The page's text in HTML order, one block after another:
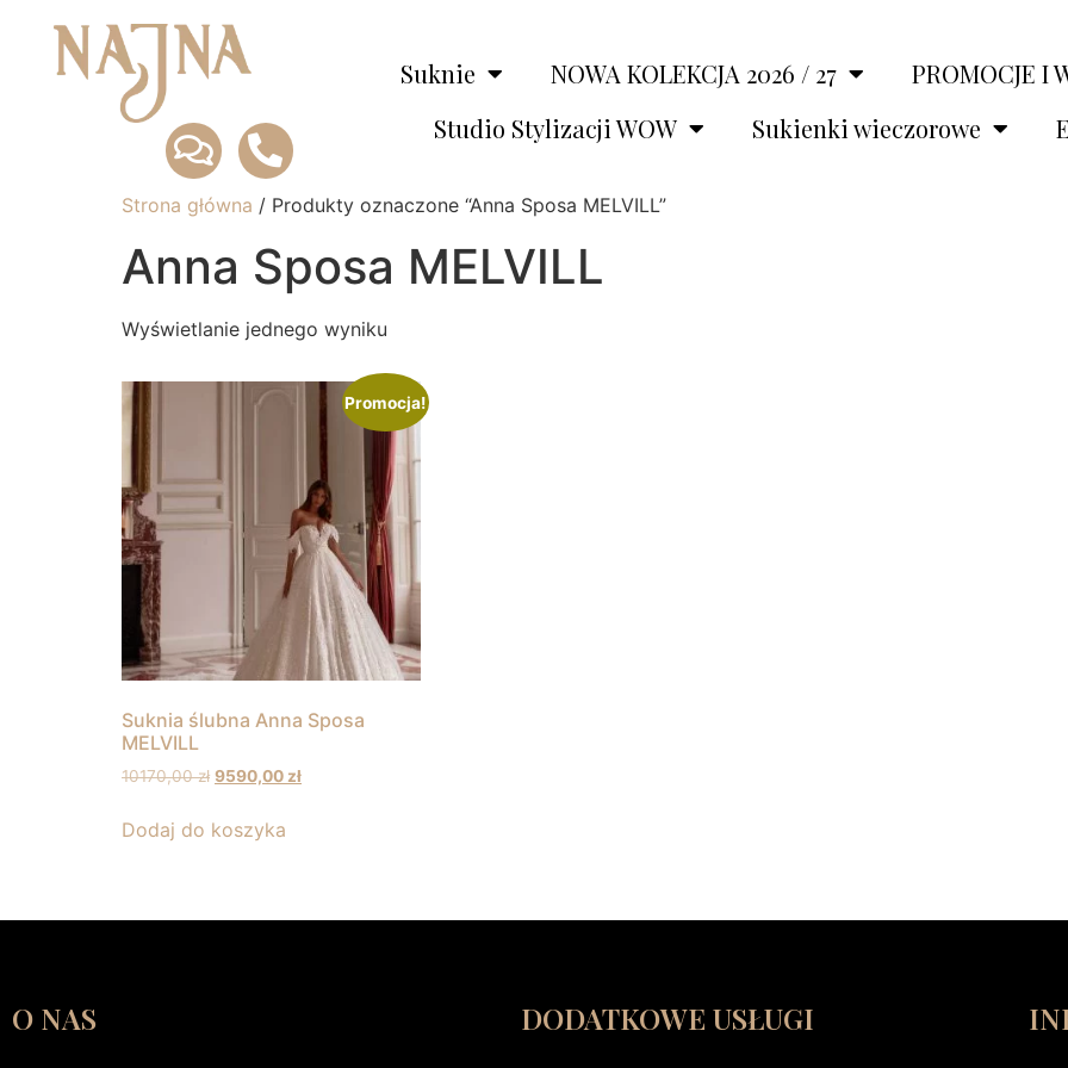
Suknie NOWA KOLEKCJA 2026 / 27
PROMOCJE I
Studio Stylizacji WOW
Sukienki wieczorowe
Strona główna / Produkty oznaczone “Anna Sposa MELVILL”
Anna Sposa MELVILL
Wyświetlanie jednego wyniku
Promocja!
Suknia ślubna Anna Sposa
MELVILL
10170,00zł 9590,00 zł
Dodaj do koszyka
O NAS DODATKOWE USŁUGI